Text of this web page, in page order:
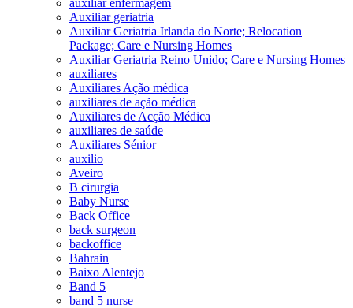
Auxiliar geriatria
Auxiliar Geriatria Irlanda do Norte; Relocation
Package; Care e Nursing Homes
Auxiliar Geriatria Reino Unido; Care e Nursing Homes
auxiliares
Auxiliares Ação médica
auxiliares de ação médica
Auxiliares de Acção Médica
auxiliares de saúde
Auxiliares Sénior
auxilio
Aveiro
B cirurgia
Baby Nurse
Back Office
back surgeon
backoffice
Bahrain
Baixo Alentejo
Band 5
band 5 nurse